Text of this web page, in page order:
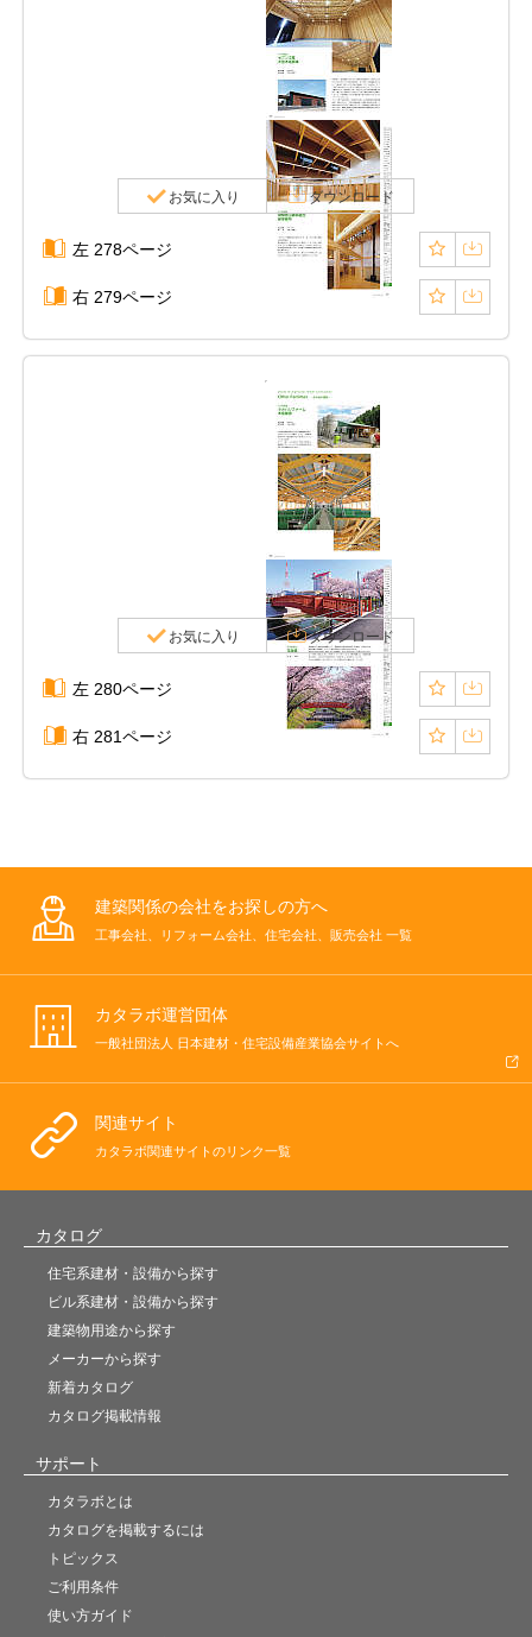
お気に入り ダウンロード
左 278ページ
右 279ページ
お気に入り ダウンロード
左 280ページ
右 281ページ
建築関係の会社をお探しの方へ
工事会社、リフォーム会社、住宅会社、販売会社 一覧
カタラボ運営団体
一般社団法人 日本建材・住宅設備産業協会サイトへ
関連サイト
カタラボ関連サイトのリンク一覧
カタログ
住宅系建材・設備から探す
ビル系建材・設備から探す
建築物用途から探す
メーカーから探す
新着カタログ
カタログ掲載情報
サポート
カタラボとは
カタログを掲載するには
トピックス
ご利用条件
使い方ガイド